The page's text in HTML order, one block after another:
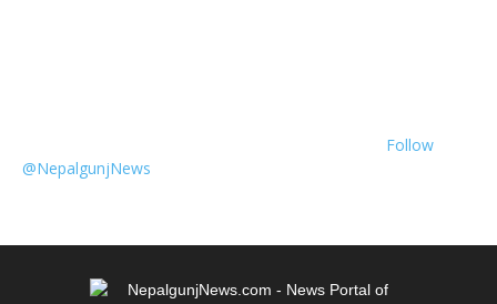
Follow
@NepalgunjNews